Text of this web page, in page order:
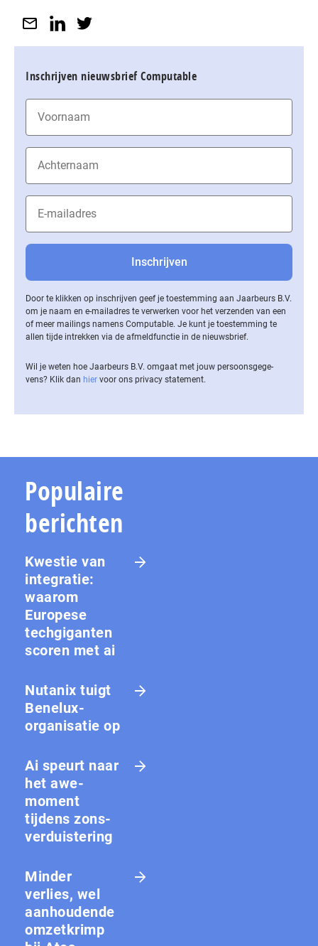
Inschrijven nieuwsbrief Computable
Door te klikken op inschrijven geef je toestemming aan Jaarbeurs B.V.
om je naam en e-mailadres te verwerken voor het verzenden van een
of meer mailings namens Computable. Je kunt je toestemming te
allen tijde intrekken via de af­meld­func­tie in de nieuwsbrief.
Wil je weten hoe Jaarbeurs B.V. omgaat met jouw per­soons­ge­ge­
vens? Klik dan hier voor ons privacy statement.
Populaire
berichten
Kwestie van
integratie:
waarom
Europese
techgiganten
scoren met ai
Nutanix tuigt
Benelux-
organisatie op
Ai speurt naar
het awe-
moment
tijdens zons­
ver­duis­te­ring
Minder
verlies, wel
aanhoudende
omzetkrimp